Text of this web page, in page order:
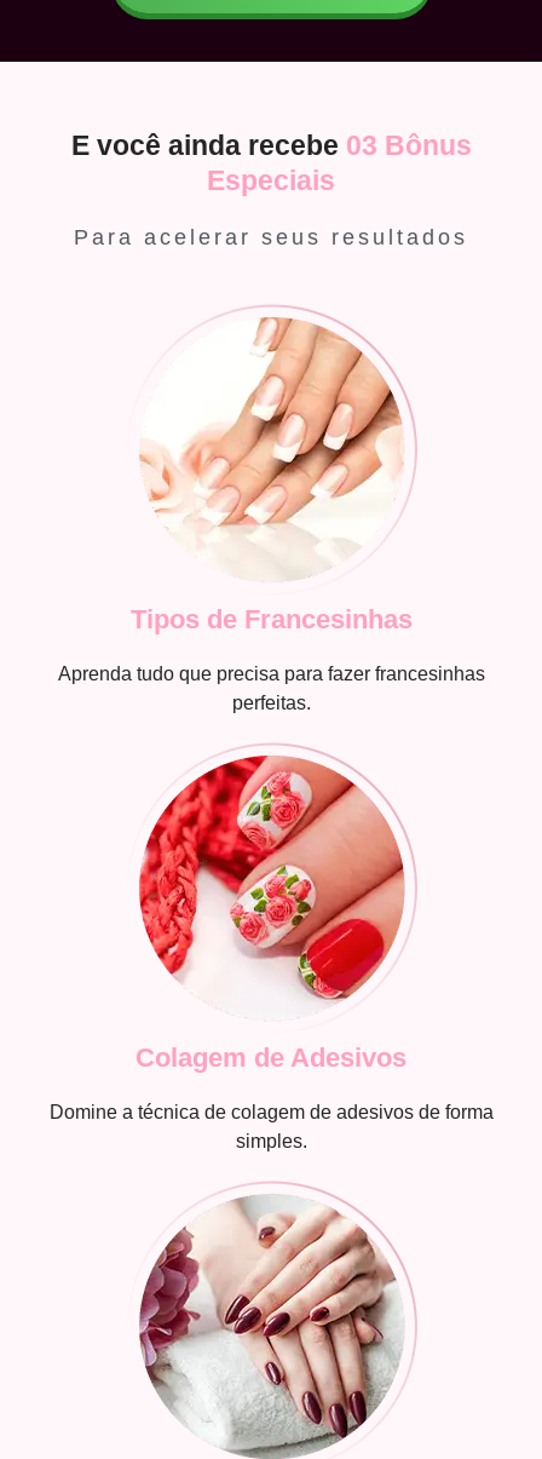
E você ainda recebe 03 Bônus
Especiais
Para acelerar seus resultados
Tipos de Francesinhas
Aprenda tudo que precisa para fazer francesinhas
perfeitas.
Colagem de Adesivos
Domine a técnica de colagem de adesivos de forma
simples.